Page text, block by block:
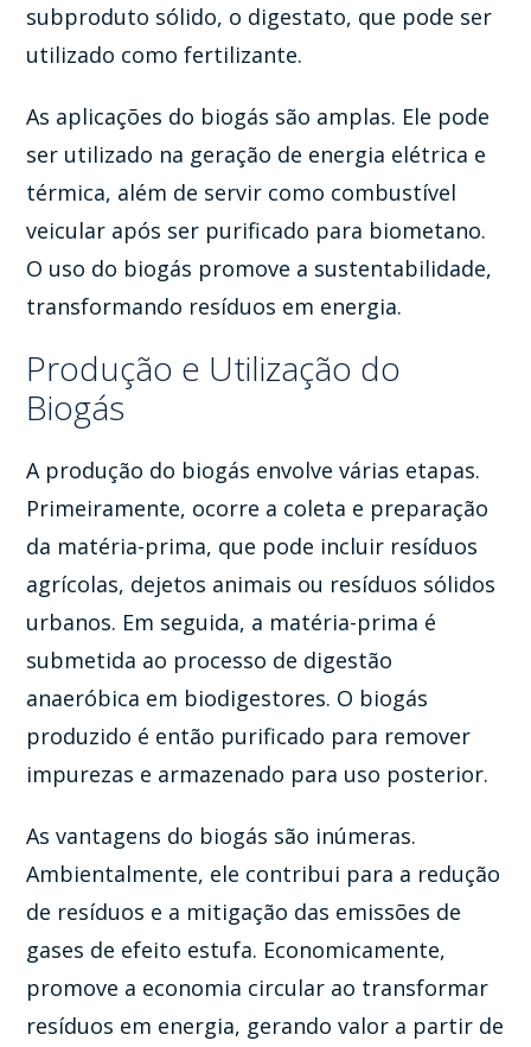
subproduto sólido, o digestato, que pode ser
utilizado como fertilizante.
As aplicações do biogás são amplas. Ele pode
ser utilizado na geração de energia elétrica e
térmica, além de servir como combustível
veicular após ser purificado para biometano.
O uso do biogás promove a sustentabilidade,
transformando resíduos em energia.
Produção e Utilização do
Biogás
A produção do biogás envolve várias etapas.
Primeiramente, ocorre a coleta e preparação
da matéria-prima, que pode incluir resíduos
agrícolas, dejetos animais ou resíduos sólidos
urbanos. Em seguida, a matéria-prima é
submetida ao processo de digestão
anaeróbica em biodigestores. O biogás
produzido é então purificado para remover
impurezas e armazenado para uso posterior.
As vantagens do biogás são inúmeras.
Ambientalmente, ele contribui para a redução
de resíduos e a mitigação das emissões de
gases de efeito estufa. Economicamente,
promove a economia circular ao transformar
resíduos em energia, gerando valor a partir de